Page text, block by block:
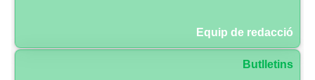
Equip de redacció
Butlletins